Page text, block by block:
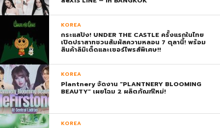
KOREA
กระแสปัง! UNDER THE CASTLE ครั้งแรกในไทย
เปิดปราสาทชวนสัมผัสความหลอน 7 ตุลานี้! พร้อม
สินค้าลิมิเต็ดและเซอร์ไพรส์พิเศษ!!
KOREA
Plantnery จัดงาน “PLANTNERY BLOOMING
BEAUTY” เผยโฉม 2 ผลิตภัณฑ์ใหม่!
KOREA